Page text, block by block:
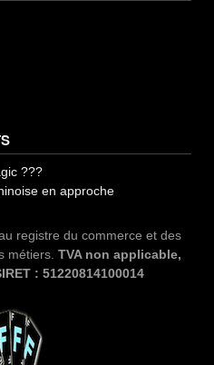
???
en approche
registre du commerce et des
métiers. TVA non applicable,
: 51220814100014